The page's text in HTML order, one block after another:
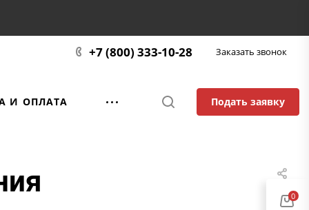
+7 (800) 333-10-28 Заказать звонок
И ОПЛАТА Подать заявку
0